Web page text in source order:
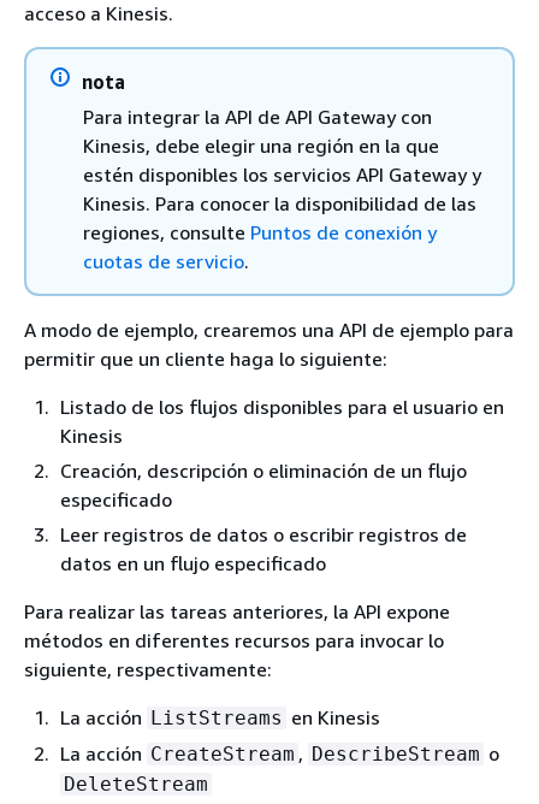
acceso a Kinesis.
nota
Para integrar la API de API Gateway con
Kinesis, debe elegir una región en la que
estén disponibles los servicios API Gateway y
Kinesis. Para conocer la disponibilidad de las
regiones, consulte Puntos de conexión y
cuotas de servicio.
A modo de ejemplo, crearemos una API de ejemplo para
permitir que un cliente haga lo siguiente:
Listado de los flujos disponibles para el usuario en
Kinesis
Creación, descripción o eliminación de un flujo
especificado
Leer registros de datos o escribir registros de
datos en un flujo especificado
Para realizar las tareas anteriores, la API expone
métodos en diferentes recursos para invocar lo
siguiente, respectivamente:
La acción ListStreams en Kinesis
La acción CreateStream , DescribeStream o
DeleteStream